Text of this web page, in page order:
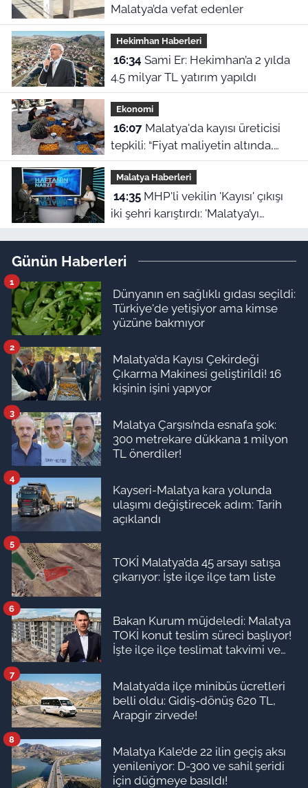
Malatya’da vefat edenler
Hekimhan Haberleri
16:34
4.5 milyar TL yatırım yapıldı
Ekonomi
16:07Malatya'da kayısı üreticisi
tepkili: “Fiyat maliyetin altında,
TMO neyi bekliyor?”
Malatya Haberleri
14:35MHP'li vekilin 'Kayısı' çıkışı
iki şehri karıştırdı: 'Malatya’yı
cinayetle suçlayamazsınız!'
Günün Haberleri
Dünyanın en sağlıklı gıdası seçildi:
Türkiye'de yetişiyor ama kimse
yüzüne bakmıyor
1
Malatya’da Kayısı Çekirdeği
Çıkarma Makinesi geliştirildi! 16
kişinin işini yapıyor
2
Malatya Çarşısı’nda esnafa şok:
300 metrekare dükkana 1 milyon
TL önerdiler!
3
Kayseri-Malatya kara yolunda
ulaşımı değiştirecek adım: Tarih
açıklandı
4
TOKİ Malatya’da 45 arsayı satışa
çıkarıyor: İşte ilçe ilçe tam liste
5
Bakan Kurum müjdeledi: Malatya
TOKİ konut teslim süreci başlıyor!
İşte ilçe ilçe teslimat takvimi ve
6
Malatya’da ilçe minibüs ücretleri
belli oldu: Gidiş-dönüş 620 TL,
Arapgir zirvede!
7
Malatya Kale’de 22 ilin geçiş aksı
yenileniyor: D-300 ve sahil şeridi
için düğmeye basıldı!
8